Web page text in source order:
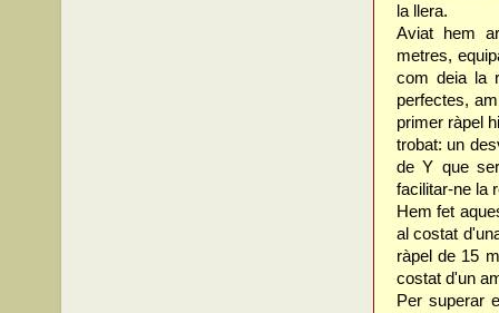
la llera.
Aviat hem
metres,
com deia la
perfectes,
primer ràpel
trobat: un
de Y que
facilitar-ne la
Hem fet
al costat
ràpel de 15
costat d'un
Per superar